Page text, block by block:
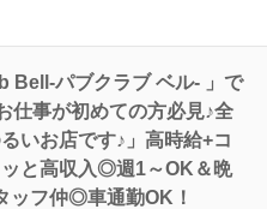
Bell-パブクラブ ベル- 」で
仕事が初めての方必見♪全
いお店です♪」高時給+コ
と高収入◎週1～OK＆晩
ッフ仲◎車通勤OK！